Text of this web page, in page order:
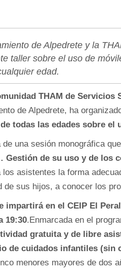
de Alpedrete y la
taller sobre el uso de
edad.
THAM de Servicios
de Alpedrete, ha
todas las edades sobre el
de una sesión monográfica
Gestión de su uso y de los
los asistentes la forma
de sus hijos, a conocer los
impartirá en el CEIP El
19:30.Enmarcada en el
gratuita y de libre
de cuidados infantiles (sin
menores mayores de dos